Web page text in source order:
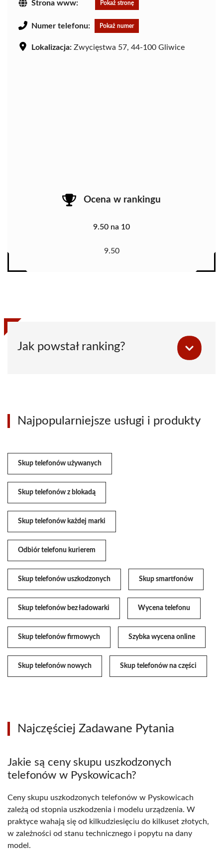
Strona www: Pokaż stronę
Numer telefonu: Pokaż numer
Lokalizacja: Zwycięstwa 57, 44-100 Gliwice
Ocena w rankingu
9.50 na 10
9.50
Jak powstał ranking?
Najpopularniejsze usługi i produkty
Skup telefonów używanych
Skup telefonów z blokadą
Skup telefonów każdej marki
Odbiór telefonu kurierem
Skup telefonów uszkodzonych Skup smartfonów
Skup telefonów bez ładowarki Wycena telefonu
Skup telefonów firmowych Szybka wycena online
Skup telefonów nowych Skup telefonów na części
Najczęściej Zadawane Pytania
Jakie są ceny skupu uszkodzonych
telefonów w Pyskowicach?
Ceny skupu uszkodzonych telefonów w Pyskowicach
zależą od stopnia uszkodzenia i modelu urządzenia. W
praktyce wahają się od kilkudziesięciu do kilkuset złotych,
w zależności od stanu technicznego i popytu na dany
model.